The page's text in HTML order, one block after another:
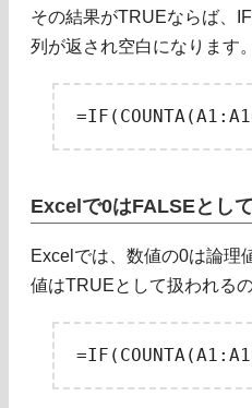
その結果がTRUEならば、
列が返され空白になります。
Excelで0はFALSEとし
Excelでは、数値の0は論理
値はTRUEとして扱われる